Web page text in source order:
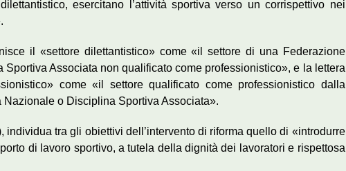
esercitano l’attività sportiva verso un corrispettivo nei
il «settore dilettantistico» come «il settore di una Federazione
Associata non qualificato come professionistico», e la lettera
come «il settore qualificato come professionistico dalla
o Disciplina Sportiva Associata».
individua tra gli obiettivi dell’intervento di riforma quello di «introdurre
di lavoro sportivo, a tutela della dignità dei lavoratori e rispettosa